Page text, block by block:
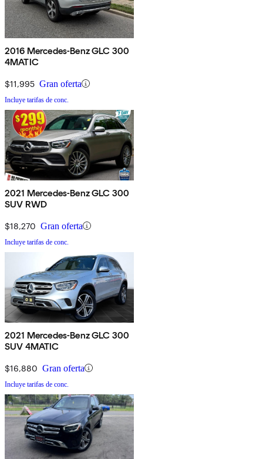
2016 Mercedes-Benz GLC 300
4MATIC
$11,995 Gran oferta
Incluye tarifas de conc.
2021 Mercedes-Benz GLC 300
SUV RWD
$18,270 Gran oferta
Incluye tarifas de conc.
2021 Mercedes-Benz GLC 300
SUV 4MATIC
$16,880 Gran oferta
Incluye tarifas de conc.